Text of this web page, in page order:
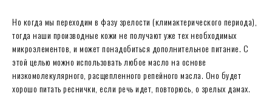
Но когда мы переходим в фазу зрелости (климактерического периода),
тогда наши производные кожи не получают уже тех необходимых
микроэлементов, и может понадобиться дополнительное питание. С
этой целью можно использовать любое масло на основе
низкомолекулярного, расщепленного репейного масла. Оно будет
хорошо питать реснички, если речь идет, повторюсь, о зрелых дамах.